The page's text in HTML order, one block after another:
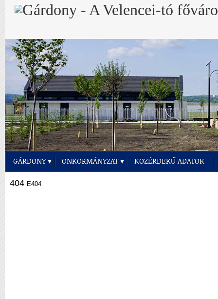
GÁRDONY ÖNKORMÁNYZAT KÖZÉRDEKŰ ADATOK
404 E404